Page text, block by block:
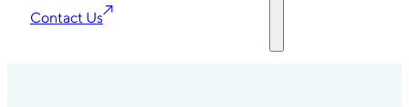
Contact Us